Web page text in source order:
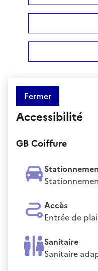
Fermer
Accessibilité
GB Coiffure
Accès
Entrée de
Sanitaire
Sanitaire